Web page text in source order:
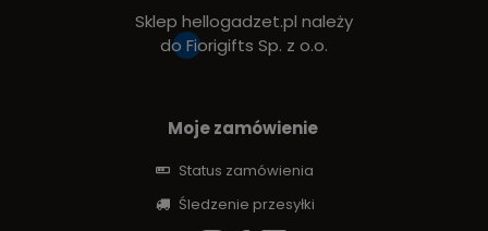
Sklep hellogadzet.pl należy
do Fiorigifts Sp. z o.o.
Moje zamówienie
Status zamówienia
Śledzenie przesyłki